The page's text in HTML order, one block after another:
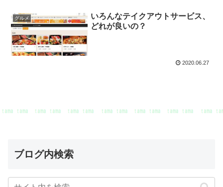
グルメ
いろんなテイクアウトサービス、
どれが良いの？
2020.06.27
ブログ内検索